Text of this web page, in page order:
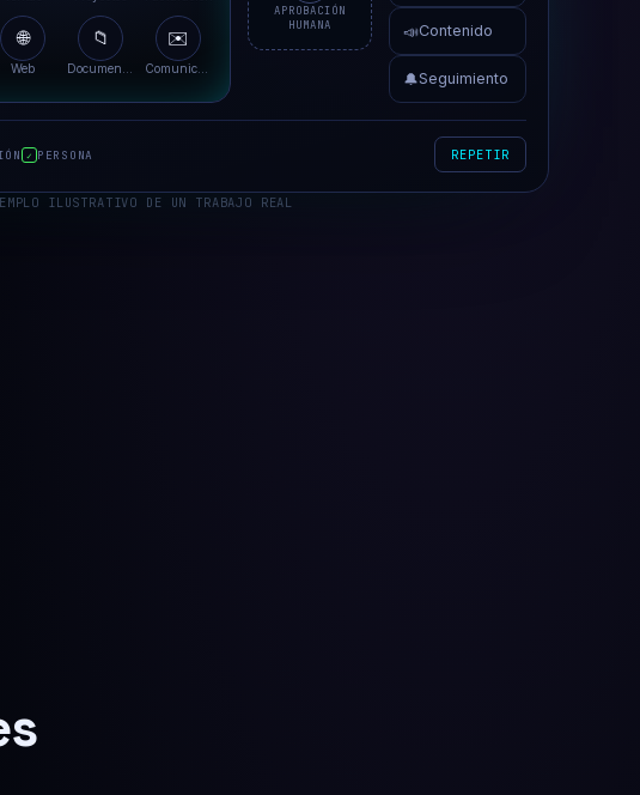
🌐
Web
📁 ✉️
Comunicac.
APROBACIÓN
HUMANA
📣Contenido
🔔Seguimiento
Vallès
✓ PERSONA REPETIR
ILUSTRATIVO DE UN TRABAJO REAL